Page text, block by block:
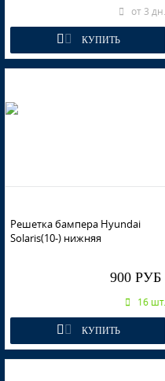
WGM - SAPPHIRE BLUE
WGM - SAPPHIRE BLUE
от 3 дн.
КУПИТЬ
Решетка бампера Hyundai
Solaris(10-) нижняя
900 РУБ
16 шт.
КУПИТЬ